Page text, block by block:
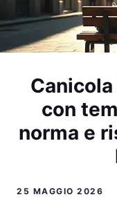
con
norma e
25 MAGGIO 2026